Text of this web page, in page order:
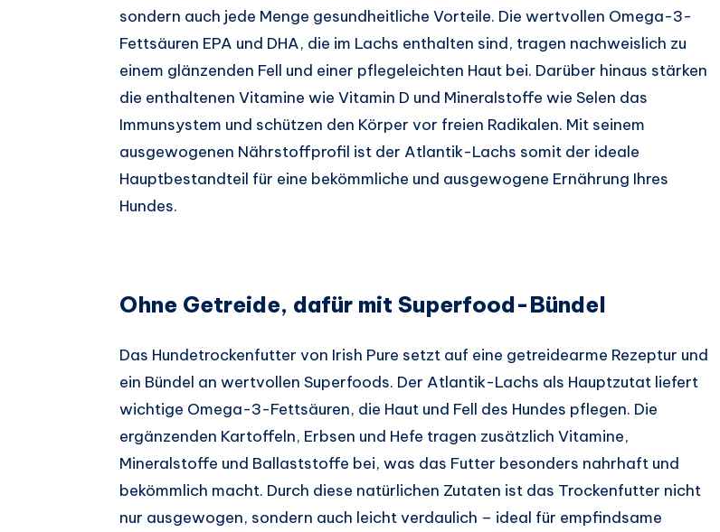
sondern auch jede Menge gesundheitliche Vorteile. Die wertvollen Omega-3-
Fettsäuren EPA und DHA, die im Lachs enthalten sind, tragen nachweislich zu
einem glänzenden Fell und einer pflegeleichten Haut bei. Darüber hinaus stärken
die enthaltenen Vitamine wie Vitamin D und Mineralstoffe wie Selen das
Immunsystem und schützen den Körper vor freien Radikalen. Mit seinem
ausgewogenen Nährstoffprofil ist der Atlantik-Lachs somit der ideale
Hauptbestandteil für eine bekömmliche und ausgewogene Ernährung Ihres
Hundes.
Ohne Getreide, dafür mit Superfood-Bündel
Das Hundetrockenfutter von Irish Pure setzt auf eine getreidearme Rezeptur und
ein Bündel an wertvollen Superfoods. Der Atlantik-Lachs als Hauptzutat liefert
wichtige Omega-3-Fettsäuren, die Haut und Fell des Hundes pflegen. Die
ergänzenden Kartoffeln, Erbsen und Hefe tragen zusätzlich Vitamine,
Mineralstoffe und Ballaststoffe bei, was das Futter besonders nahrhaft und
bekömmlich macht. Durch diese natürlichen Zutaten ist das Trockenfutter nicht
nur ausgewogen, sondern auch leicht verdaulich – ideal für empfindsame